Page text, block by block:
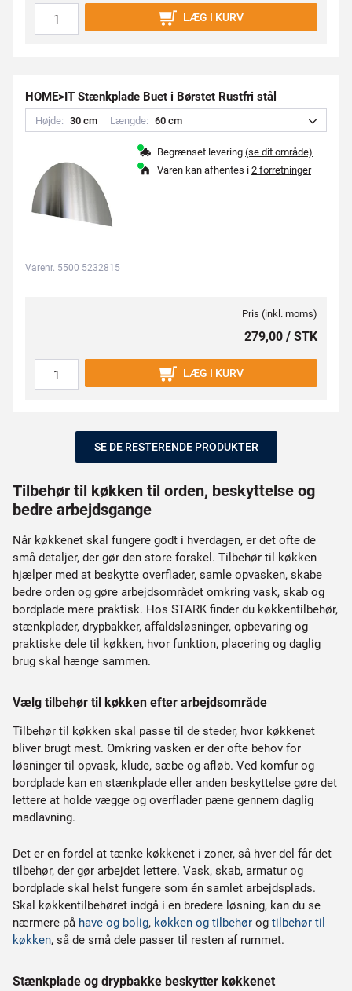
LÆG I KURV
HOME>IT Stænkplade Buet i Børstet Rustfri stål
Højde: 30 cm Længde: 60 cm
Begrænset levering (se dit område)
Varen kan afhentes i 2 forretninger
Varenr. 5500 5232815
Pris (inkl. moms)
279,00 / STK
LÆG I KURV
SE DE RESTERENDE PRODUKTER
Tilbehør til køkken til orden, beskyttelse og
bedre arbejdsgange
Når køkkenet skal fungere godt i hverdagen, er det ofte de
små detaljer, der gør den store forskel. Tilbehør til køkken
hjælper med at beskytte overflader, samle opvasken, skabe
bedre orden og gøre arbejdsområdet omkring vask, skab og
bordplade mere praktisk. Hos STARK finder du køkkentilbehør,
stænkplader, drypbakker, affaldsløsninger, opbevaring og
praktiske dele til køkken, hvor funktion, placering og daglig
brug skal hænge sammen.
Vælg tilbehør til køkken efter arbejdsområde
Tilbehør til køkken skal passe til de steder, hvor køkkenet
bliver brugt mest. Omkring vasken er der ofte behov for
løsninger til opvask, klude, sæbe og afløb. Ved komfur og
bordplade kan en stænkplade eller anden beskyttelse gøre det
lettere at holde vægge og overflader pæne gennem daglig
madlavning.
Det er en fordel at tænke køkkenet i zoner, så hver del får det
tilbehør, der gør arbejdet lettere. Vask, skab, armatur og
bordplade skal helst fungere som én samlet arbejdsplads.
Skal køkkentilbehøret indgå i en bredere løsning, kan du se
nærmere på have og bolig, køkken og tilbehør og tilbehør til
køkken, så de små dele passer til resten af rummet.
Stænkplade og drypbakke beskytter køkkenet